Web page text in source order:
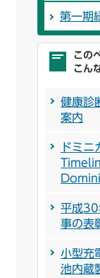
第一期
この
こん
健康診
案内
ドミ
平成
事の表
小型充
池内蔵